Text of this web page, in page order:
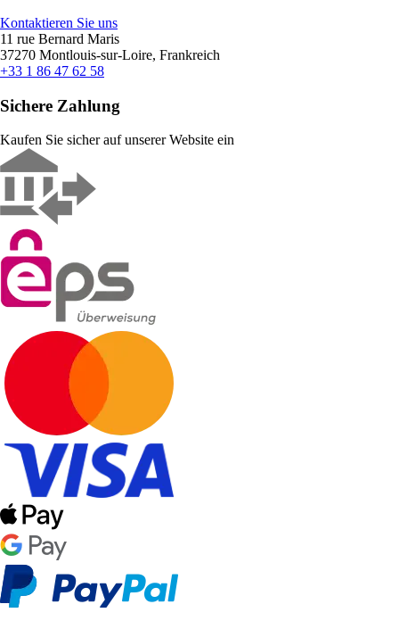
Kontaktieren Sie uns
11 rue Bernard Maris
37270 Montlouis-sur-Loire, Frankreich
+33 1 86 47 62 58
Sichere Zahlung
Kaufen Sie sicher auf unserer Website ein